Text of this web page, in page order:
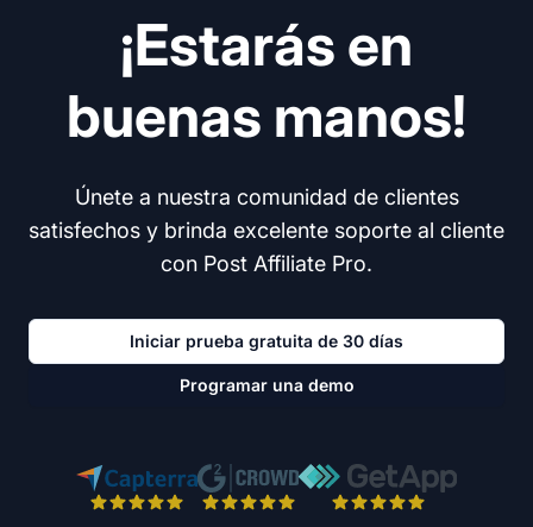
¡Estarás en
buenas manos!
Únete a nuestra comunidad de clientes
satisfechos y brinda excelente soporte al cliente
con Post Affiliate Pro.
Iniciar prueba gratuita de 30 días
Programar una demo